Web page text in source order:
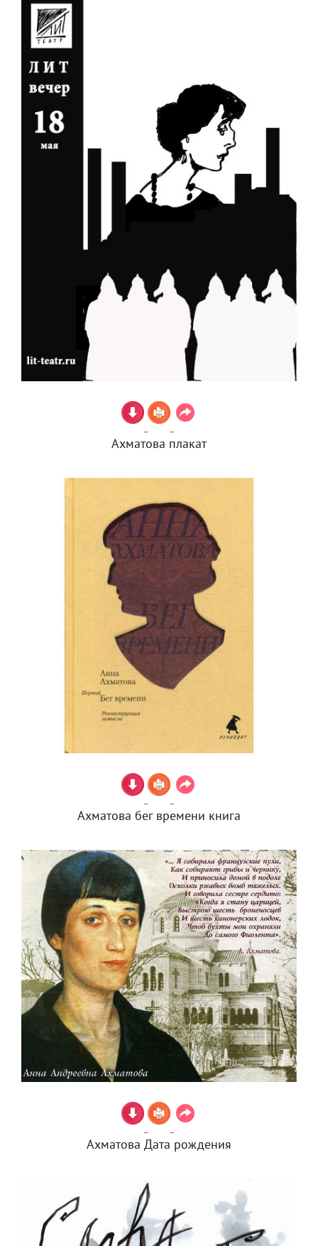
Ахматова плакат
Ахматова бег времени книга
Ахматова Дата рождения